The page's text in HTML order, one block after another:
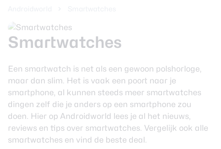
Smartwatches
Een smartwatch is net als een gewoon polshorloge,
maar dan slim. Het is vaak een poort naar je
smartphone, al kunnen steeds meer smartwatches
dingen zelf die je anders op een smartphone zou
doen. Hier op Androidworld lees je al het nieuws,
reviews en tips over smartwatches. Vergelijk ook alle
smartwatches en vind de beste deal.
Oppo Find
Samsung
review
Beste
Beste tablets